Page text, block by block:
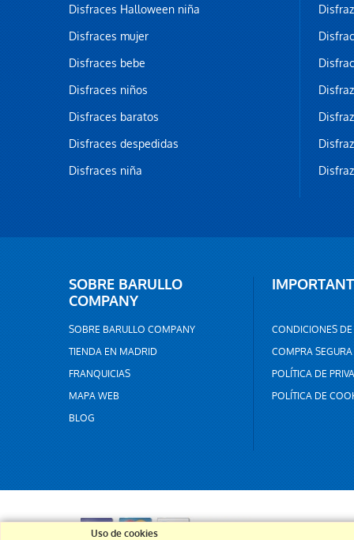
Disfraces Halloween niña
Disfraces mujer
Disfraces bebe
Disfraces niños
Disfraces baratos
Disfraces despedidas
Disfraces niña
SOBRE BARULLO
COMPANY
SOBRE BARULLO COMPANY
TIENDA EN MADRID
FRANQUICIAS
MAPA WEB
BLOG
CONDICIONES
COMPRA SEGURA
POLÍTICA DE
POLÍTICA DE
Uso de cookies